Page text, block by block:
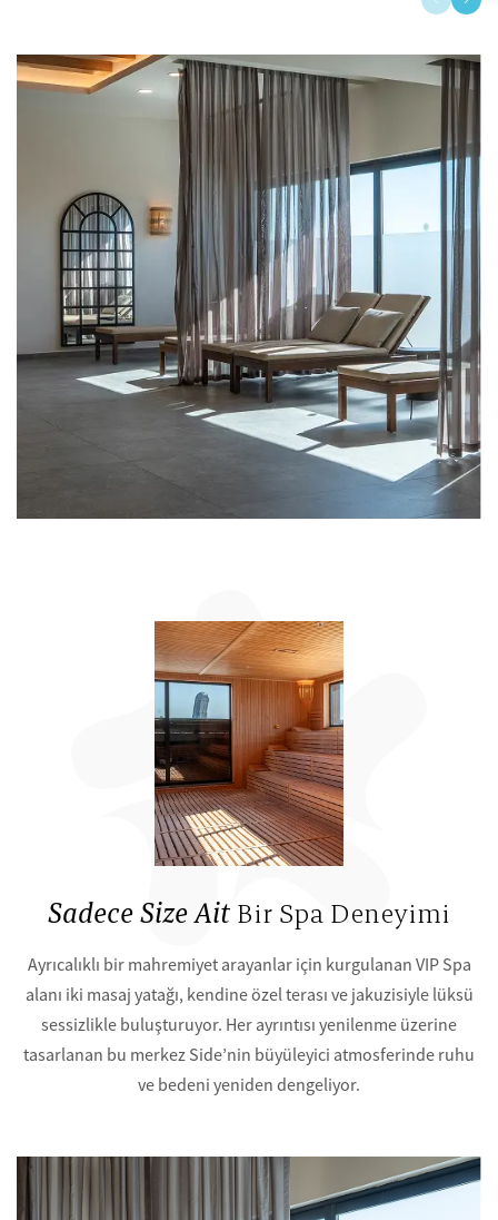
Sadece Size Ait Bir Spa Deneyimi
Ayrıcalıklı bir mahremiyet arayanlar için kurgulanan VIP Spa
alanı iki masaj yatağı, kendine özel terası ve jakuzisiyle lüksü
sessizlikle buluşturuyor. Her ayrıntısı yenilenme üzerine
tasarlanan bu merkez Side’nin büyüleyici atmosferinde ruhu
ve bedeni yeniden dengeliyor.